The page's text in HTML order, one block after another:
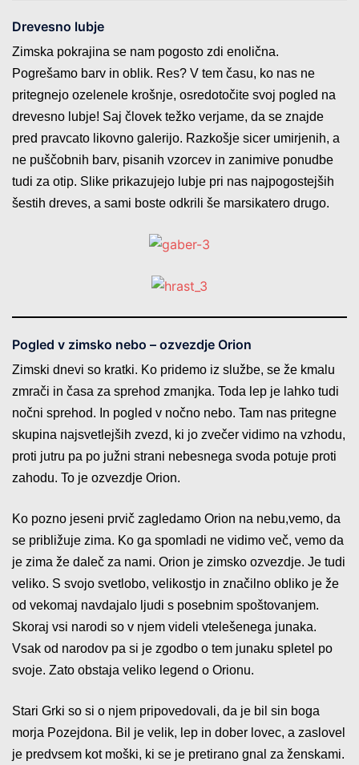
Drevesno lubje
Zimska pokrajina se nam pogosto zdi enolična.
Pogrešamo barv in oblik. Res? V tem času, ko nas ne
pritegnejo ozelenele krošnje, osredotočite svoj pogled na
drevesno lubje! Saj človek težko verjame, da se znajde
pred pravcato likovno galerijo. Razkošje sicer umirjenih, a
ne puščobnih barv, pisanih vzorcev in zanimive ponudbe
tudi za otip. Slike prikazujejo lubje pri nas najpogostejših
šestih dreves, a sami boste odkrili še marsikatero drugo.
Pogled v zimsko nebo – ozvezdje Orion
Zimski dnevi so kratki. Ko pridemo iz službe, se že kmalu
zmrači in časa za sprehod zmanjka. Toda lep je lahko tudi
nočni sprehod. In pogled v nočno nebo. Tam nas pritegne
skupina najsvetlejših zvezd, ki jo zvečer vidimo na vzhodu,
proti jutru pa po južni strani nebesnega svoda potuje proti
zahodu. To je ozvezdje Orion.
Ko pozno jeseni prvič zagledamo Orion na nebu,vemo, da
se približuje zima. Ko ga spomladi ne vidimo več, vemo da
je zima že daleč za nami. Orion je zimsko ozvezdje. Je tudi
veliko. S svojo svetlobo, velikostjo in značilno obliko je že
od vekomaj navdajalo ljudi s posebnim spoštovanjem.
Skoraj vsi narodi so v njem videli vtelešenega junaka.
Vsak od narodov pa si je zgodbo o tem junaku spletel po
svoje. Zato obstaja veliko legend o Orionu.
Stari Grki so si o njem pripovedovali, da je bil sin boga
morja Pozejdona. Bil je velik, lep in dober lovec, a zaslovel
je predvsem kot moški, ki se je pretirano gnal za ženskami.